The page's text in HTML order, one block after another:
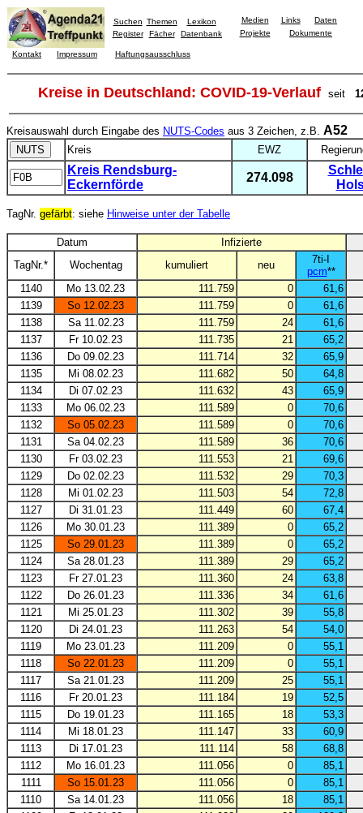
Suchen Themen
Lexikon
Register
Fächer Datenbank
Medien Links
Daten
Projekte
Dokumente
Kontakt Impressum Haftungsausschluss
Kreise in Deutschland: COVID-19-Verlauf seit
Kreisauswahl durch Eingabe des NUTS-Codes aus 3 Zeichen, z.B. A52
Kreis EWZ
Kreis Rendsburg-
Eckernförde
274.098
TagNr. gefärbt: siehe Hinweise unter der Tabelle
Datum
Infizierte
TagNr.*
Wochentag kumuliert neu
7ti-I
pcm**
1140
Mo 13.02.23 111.759 0
61,6
1139
So 12.02.23 111.759 0
61,6
1138
Sa 11.02.23 111.759 24
61,6
1137
Fr 10.02.23 111.735 21
65,2
1136
Do 09.02.23 111.714 32
65,9
1135
Mi 08.02.23 111.682 50
64,8
1134
Di 07.02.23 111.632 43
65,9
1133
Mo 06.02.23 111.589 0
70,6
1132
So 05.02.23 111.589 0
70,6
1131
Sa 04.02.23 111.589 36
70,6
1130
Fr 03.02.23 111.553 21
69,6
1129
Do 02.02.23 111.532 29
70,3
1128
Mi 01.02.23 111.503 54
72,8
1127
Di 31.01.23 111.449 60
67,4
1126
Mo 30.01.23 111.389 0
65,2
1125
So 29.01.23 111.389 0
65,2
1124
Sa 28.01.23 111.389 29
65,2
1123
Fr 27.01.23 111.360 24
63,8
1122
Do 26.01.23 111.336 34
61,6
1121
Mi 25.01.23 111.302 39
55,8
1120
Di 24.01.23 111.263 54
54,0
1119
Mo 23.01.23 111.209 0
55,1
1118
So 22.01.23 111.209 0
55,1
1117
Sa 21.01.23 111.209 25
55,1
1116
Fr 20.01.23 111.184 19
52,5
1115
Do 19.01.23 111.165 18
53,3
1114
Mi 18.01.23 111.147 33
60,9
1113
Di 17.01.23 111.114 58
68,8
1112
Mo 16.01.23 111.056 0
85,1
1111
So 15.01.23 111.056 0
85,1
1110
Sa 14.01.23 111.056 18
85,1